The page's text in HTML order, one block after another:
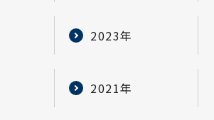
2023年
2021年